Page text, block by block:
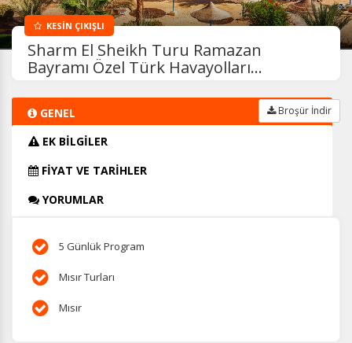
KESİN ÇIKIŞLI
Sharm El Sheikh Turu Ramazan
Bayramı Özel Türk Havayolları...
GENEL
EK BİLGİLER
FİYAT VE TARİHLER
YORUMLAR
Broşür İndir
5 Günlük Program
Mısır Turları
Mısır